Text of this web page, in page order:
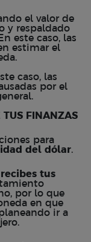
el valor de
y respaldado
este caso, las
estimar el
caso, las
por el
TUS FINANZAS
para
del dólar.
tus
por lo que
en que
ir a